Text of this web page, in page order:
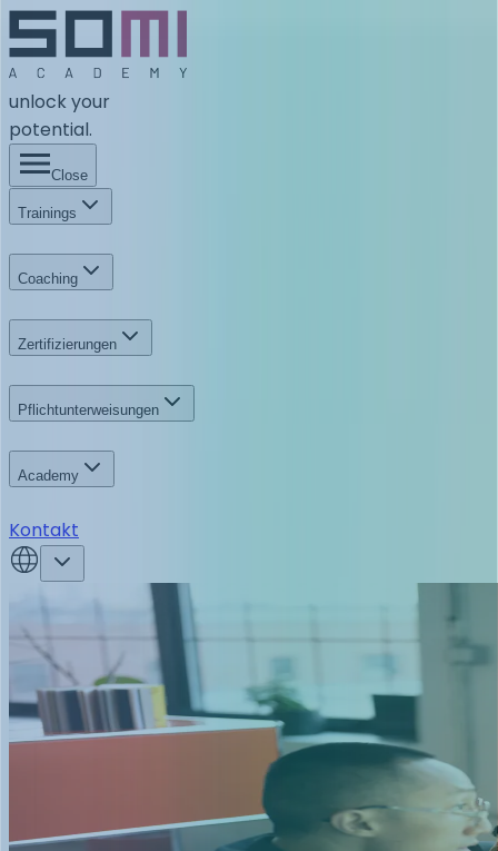
unlock your
potential.
Close
Trainings
Coaching
Zertifizierungen
Pflichtunterweisungen
Academy
Kontakt